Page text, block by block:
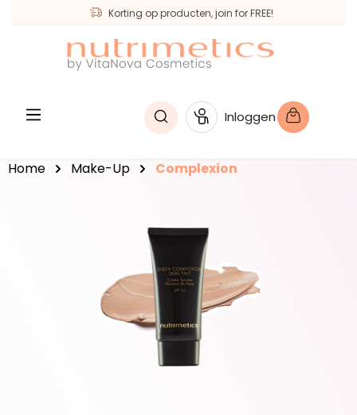
Korting op producten, join for FREE!
Inloggen
Home Make-Up Complexion